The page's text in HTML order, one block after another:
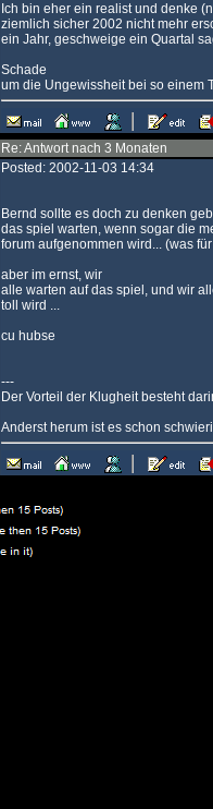
Ich bin eher ein realist und denke
ziemlich sicher 2002 nicht mehr
ein Jahr, geschweige ein Quartal
Schade
um die Ungewissheit bei so einem
Re: Antwort nach 3 Monaten
Posted: 2002-11-03 14:34
Bernd sollte es doch zu denken
das spiel warten, wenn sogar die
forum aufgenommen wird... (was
aber im ernst, wir
alle warten auf das spiel, und wir
toll wird ...
cu hubse
---
Der Vorteil der Klugheit besteht
Anderst herum ist es schon